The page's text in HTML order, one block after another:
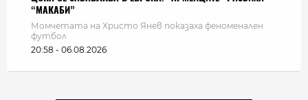
“МАКАБИ”
Момчетата на Христо Янев показаха феноменален
футбол
20:58 - 06.08.2026